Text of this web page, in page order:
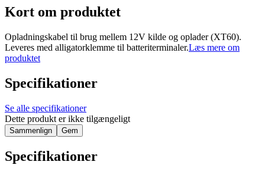
Kort om produktet
Opladningskabel til brug mellem 12V kilde og oplader (XT60).
Leveres med alligatorklemme til batteriterminaler.Læs mere om
produktet
Specifikationer
Se alle specifikationer
Dette produkt er ikke tilgængeligt
Sammenlign Gem
Specifikationer